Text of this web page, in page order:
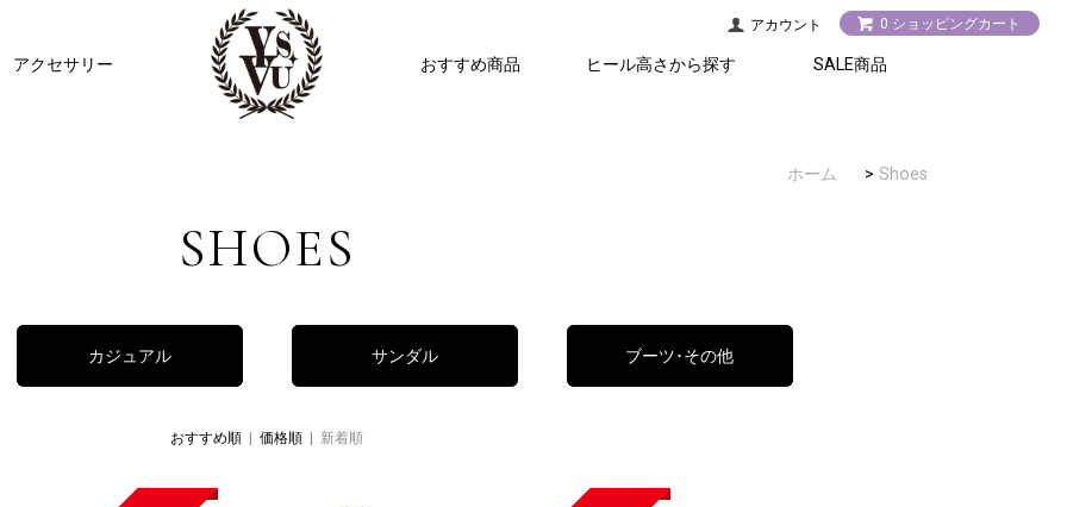
アカウント 0 ショッピングカート
アクセサリー おすすめ商品 ヒール高さから探す SALE商品
ホーム > Shoes
SHOES
カジュアル サンダル ブーツ･その他
おすすめ順 価格順 | 新着順